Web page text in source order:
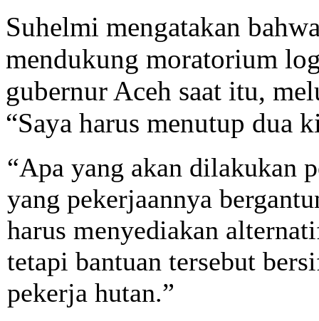
Suhelmi mengatakan
mendukung moratorium
gubernur Aceh saat itu,
“Saya harus menutup dua
“Apa yang akan dilakukan
yang pekerjaannya
harus menyediakan
tetapi bantuan tersebut
pekerja hutan.”